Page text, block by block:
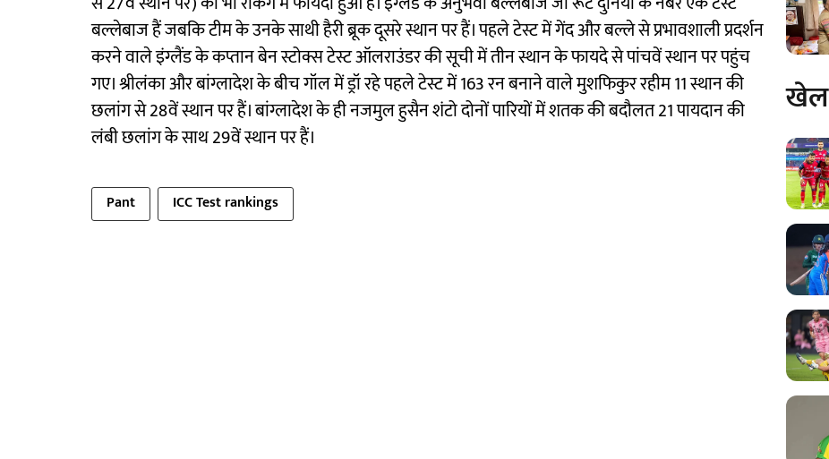
बल्लेबाज हैं जबकि टीम के उनके साथी हैरी ब्रूक दूसरे स्थान पर हैं। पहले टेस्ट में गेंद और बल्ले से प्रभावशाली प्रदर्शन
करने वाले इंग्लैंड के कप्तान बेन स्टोक्स टेस्ट ऑलराउंडर की सूची में तीन स्थान के फायदे से पांचवें स्थान पर पहुंच
गए। श्रीलंका और बांग्लादेश के बीच गॉल में ड्रॉ रहे पहले टेस्ट में 163 रन बनाने वाले मुशफिकुर रहीम 11 स्थान की
छलांग से 28वें स्थान पर हैं। बांग्लादेश के ही नजमुल हुसैन शंटो दोनों पारियों में शतक की बदौलत 21 पायदान की
लंबी छलांग के साथ 29वें स्थान पर हैं।
Pant ICC Test rankings
खेल